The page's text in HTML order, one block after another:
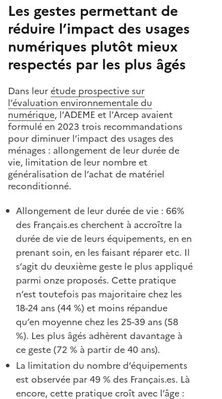
Les gestes permettant de
réduire l’impact des usages
numériques plutôt mieux
respectés par les plus âgés
Dans leur étude prospective sur
l’évaluation environnementale du
numérique, l’ADEME et l’Arcep avaient
formulé en 2023 trois recommandations
pour diminuer l’impact des usages des
ménages : allongement de leur durée de
vie, limitation de leur nombre et
généralisation de l’achat de matériel
reconditionné.
Allongement de leur durée de vie : 66%
des Français.es cherchent à accroître la
durée de vie de leurs équipements, en en
prenant soin, en les faisant réparer etc. Il
s’agit du deuxième geste le plus appliqué
parmi onze proposés. Cette pratique
n’est toutefois pas majoritaire chez les
18-24 ans (44 %) et moins répandue
qu’en moyenne chez les 25-39 ans (58
%). Les plus âgés adhèrent davantage à
ce geste (72 % à partir de 40 ans).
La limitation du nombre d’équipements
est observée par 49 % des Français.es. Là
encore, cette pratique croît avec l’âge :